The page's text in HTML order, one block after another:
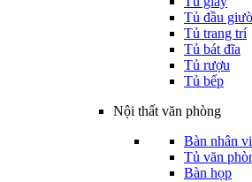
Tủ đầu
Tủ trang trí
Tủ bát đĩa
Tủ rượu
Tủ bếp
Nội thất văn phòng
Bàn nhân
Tủ văn
Bàn họp